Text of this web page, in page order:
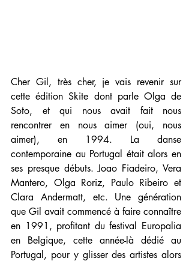
Cher Gil, très cher, je vais revenir sur
cette édition Skite dont parle Olga de
Soto, et qui nous avait fait nous
rencontrer en nous aimer (oui, nous
aimer), en 1994. La danse
contemporaine au Portugal était alors en
ses presque débuts. Joao Fiadeiro, Vera
Mantero, Olga Roriz, Paulo Ribeiro et
Clara Andermatt, etc. Une génération
que Gil avait commencé à faire connaître
en 1991, profitant du festival Europalia
en Belgique, cette année-là dédié au
Portugal, pour y glisser des artistes alors